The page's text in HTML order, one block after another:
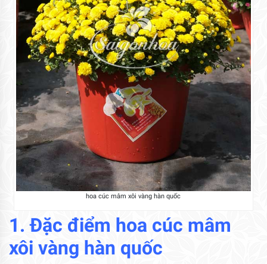
hoa cúc mâm xôi vàng hàn quốc
1. Đặc điểm hoa cúc mâm
xôi vàng hàn quốc